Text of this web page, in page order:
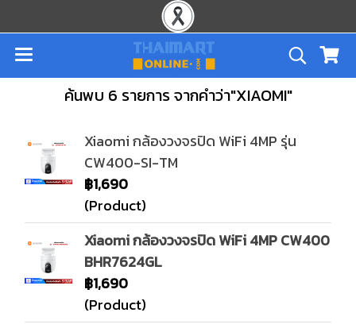
ค้นพบ 6 รายการ จากคำว่า"XIAOMI"
Xiaomi กล้องวงจรปิด WiFi 4MP รุ่น
CW400-SI-TM
฿1,690
(Product)
Xiaomi กล้องวงจรปิด WiFi 4MP CW400
BHR7624GL
฿1,690
(Product)